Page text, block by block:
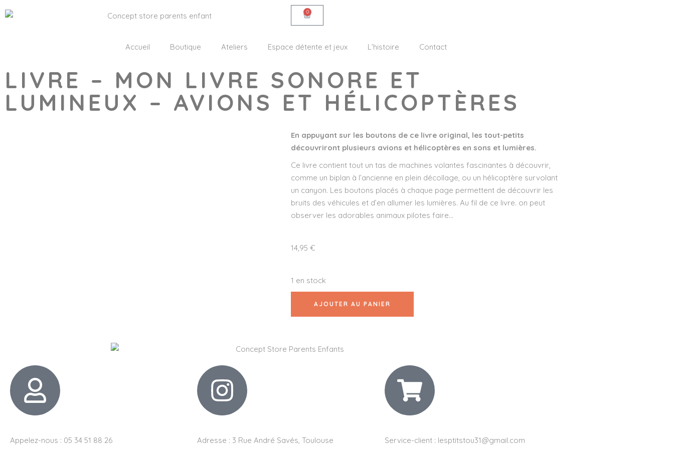
0
Accueil Boutique Ateliers Espace détente et jeux L’histoire Contact
LIVRE – MON LIVRE SONORE ET
LUMINEUX – AVIONS ET HÉLICOPTÈRES
En appuyant sur les boutons de ce livre original, les tout-petits
découvriront plusieurs avions et hélicoptères en sons et lumières.
Ce livre contient tout un tas de machines volantes fascinantes à découvrir,
comme un biplan à l’ancienne en plein décollage, ou un hélicoptère survolant
un canyon. Les boutons placés à chaque page permettent de découvrir les
bruits des véhicules et d’en allumer les lumières. Au fil de ce livre. on peut
observer les adorables animaux pilotes faire…
14,95 €
1 en stock
AJOUTER AU PANIER
Appelez-nous : 05 34 51 88 26 Adresse : 3 Rue André Savés, Toulouse Service-client : lesptitstou31@gmail.com